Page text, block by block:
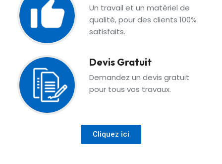
Un travail et un matériel de
qualité, pour des clients 100%
satisfaits.
Devis Gratuit
Demandez un devis gratuit
pour tous vos travaux.
Cliquez ici